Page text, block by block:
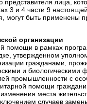
представителя лица,
3 и 4 части 9
быть применены
организации
помощи в рамках
утвержденном
гражданами,
и
промышленности с
помощи
места
случаев